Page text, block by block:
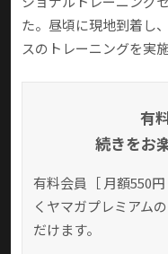
た。昼頃に現地到着し
スのトレーニングを実
有
続きをお
有料会員［ 月額550
く ヤマガプレミアム
だけます。